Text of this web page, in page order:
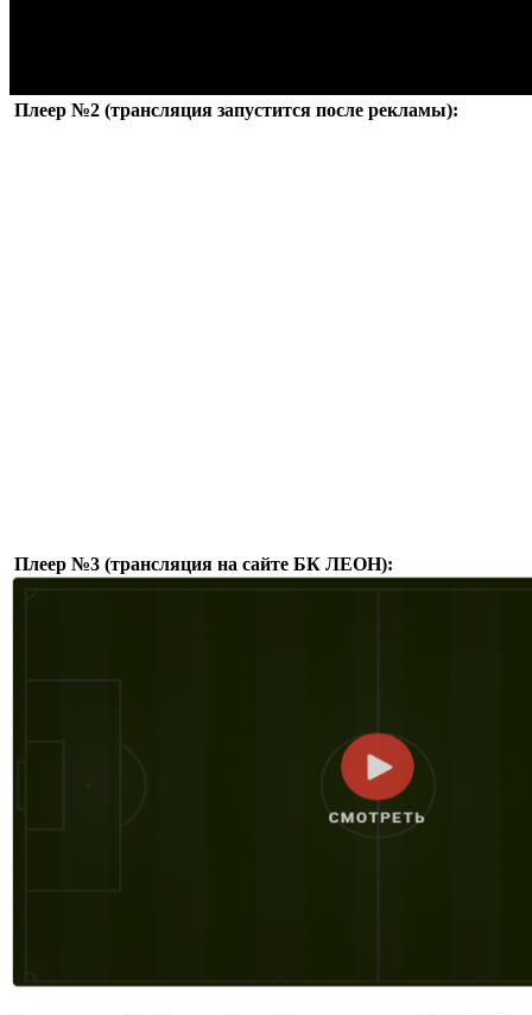
Плеер №2 (трансляция запустится после рекламы):
Плеер №3 (трансляция на сайте БК ЛЕОН):